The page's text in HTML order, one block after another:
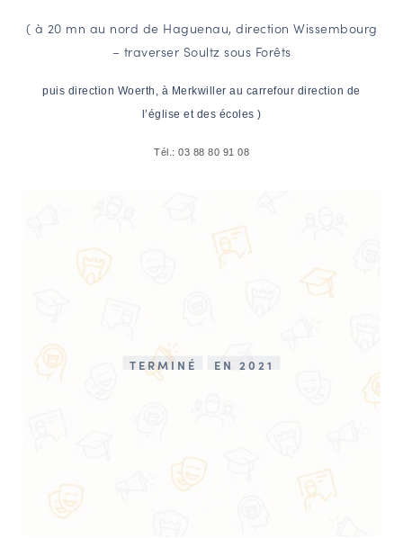
( à 20 mn au nord de Haguenau, direction Wissembourg
– traverser Soultz sous Forêts
puis direction Woerth, à Merkwiller au carrefour direction de
l’église et des écoles )
Tél.: 03 88 80 91 08
TERMINÉ EN 2021